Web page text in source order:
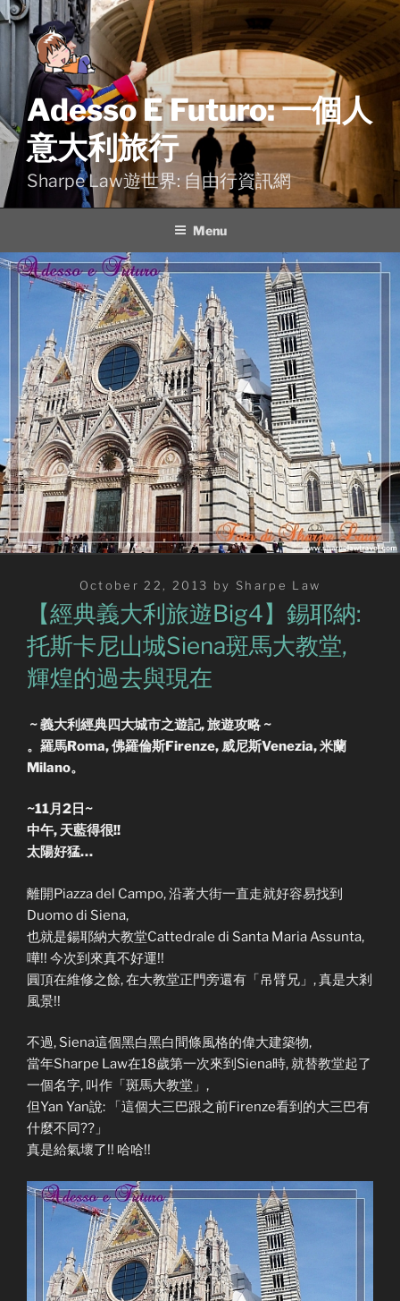
Skip
to
content
Adesso E Futuro: 一個人
意大利旅行
Sharpe Law遊世界: 自由行資訊網
Menu
Posted
on
October 22, 2013 by Sharpe Law
【經典義大利旅遊Big4】錫耶納:
托斯卡尼山城Siena斑馬大教堂,
輝煌的過去與現在
~ 義大利經典四大城市之遊記, 旅遊攻略 ~
。羅馬Roma, 佛羅倫斯Firenze, 威尼斯Venezia, 米蘭
Milano。
~11月2日~
中午, 天藍得很!!
太陽好猛…
離開Piazza del Campo, 沿著大街一直走就好容易找到
Duomo di Siena,
也就是鍚耶納大教堂Cattedrale di Santa Maria Assunta,
嘩!! 今次到來真不好運!!
圓頂在維修之餘, 在大教堂正門旁還有「吊臂兄」, 真是大剎
風景!!
不過, Siena這個黑白黑白間條風格的偉大建築物,
當年Sharpe Law在18歲第一次來到Siena時, 就替教堂起了
一個名字, 叫作「斑馬大教堂」,
但Yan Yan說: 「這個大三巴跟之前Firenze看到的大三巴有
什麼不同??」
真是給氣壞了!! 哈哈!!